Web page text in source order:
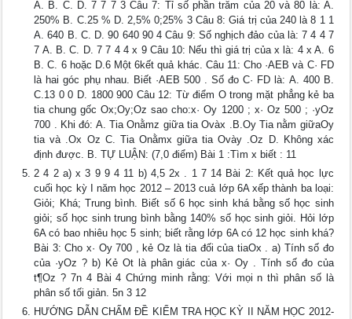
A. B. C. D. 7 7 7 3 Câu 7: Tỉ số phần trăm của 20 và 80 là: A.
250% B. C.25 % D. 2,5% 0;25% 3 Câu 8: Giá trị của 240 là 8 1 1
A. 640 B. C. D. 90 640 90 4 Câu 9: Số nghịch đảo của là: 7 4 4 7
7 A. B. C. D. 7 7 4 4 x 9 Câu 10: Nếu thì giá trị của x là: 4 x A. 6
B. C. 6 hoặc D.6 Một 6kết quả khác. Câu 11: Cho ·AEB và C· FD
là hai góc phụ nhau. Biết ·AEB 500 . Số đo C· FD là: A. 400 B.
C.13 0 0 D. 1800 900 Câu 12: Từ điểm O trong mặt phẳng kẻ ba
tia chung gốc Ox;Oy;Oz sao cho:x· Oy 1200 ; x· Oz 500 ; ·yOz
700 . Khi đó: A. Tia Onằmz giữa tia Ovàx .B.Oy Tia nằm giữaOy
tia và .Ox Oz C. Tia Onằmx giữa tia Ovày .Oz D. Không xác
định được. B. TỰ LUẬN: (7,0 điểm) Bài 1 :Tìm x biết : 11
2 4 2 a) x 3 9 9 4 11 b) 4,5 2x . 1 7 14 Bài 2: Kết quả học lực
cuối học kỳ I năm học 2012 – 2013 cuả lớp 6A xếp thành ba loại:
Giỏi; Khá; Trung bình. Biết số 6 học sinh khá bằng số học sinh
giỏi; số học sinh trung bình bằng 140% số học sinh giỏi. Hỏi lớp
6A có bao nhiêu học 5 sinh; biết rằng lớp 6A có 12 học sinh khá?
Bài 3: Cho x· Oy 700 , kẻ Oz là tia đối của tiaOx . a) Tính số đo
của ·yOz ? b) Kẻ Ot là phân giác của x· Oy . Tính số đo của
t¶Oz ? 7n 4 Bài 4 Chứng minh rằng: Với mọi n thì phân số là
phân số tối giản. 5n 3 12
HƯỚNG DẪN CHẤM ĐỀ KIỂM TRA HỌC KỲ II NĂM HỌC 2012-